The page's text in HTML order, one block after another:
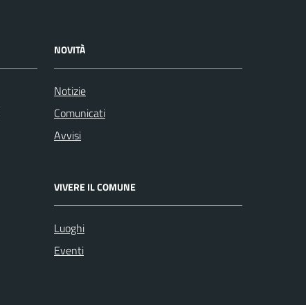
NOVITÀ
Notizie
Comunicati
Avvisi
VIVERE IL COMUNE
Luoghi
Eventi